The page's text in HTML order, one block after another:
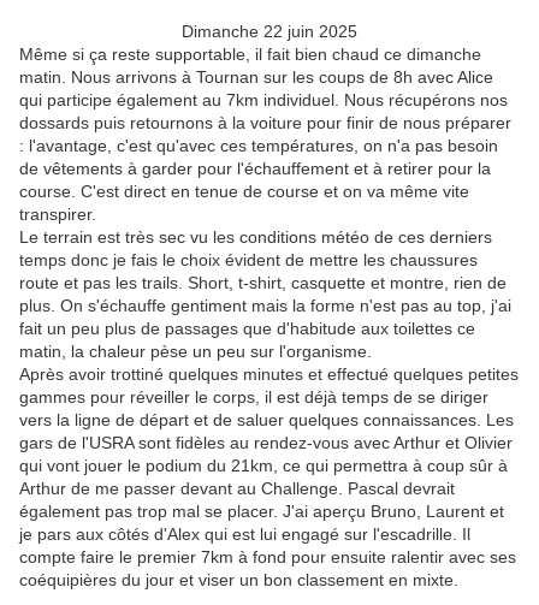
Dimanche 22 juin 2025
Même si ça reste supportable, il fait bien chaud ce dimanche
matin. Nous arrivons à Tournan sur les coups de 8h avec Alice
qui participe également au 7km individuel. Nous récupérons nos
dossards puis retournons à la voiture pour finir de nous préparer
: l'avantage, c'est qu'avec ces températures, on n'a pas besoin
de vêtements à garder pour l'échauffement et à retirer pour la
course. C'est direct en tenue de course et on va même vite
transpirer.
Le terrain est très sec vu les conditions météo de ces derniers
temps donc je fais le choix évident de mettre les chaussures
route et pas les trails. Short, t-shirt, casquette et montre, rien de
plus. On s'échauffe gentiment mais la forme n'est pas au top, j'ai
fait un peu plus de passages que d'habitude aux toilettes ce
matin, la chaleur pèse un peu sur l'organisme.
Après avoir trottiné quelques minutes et effectué quelques petites
gammes pour réveiller le corps, il est déjà temps de se diriger
vers la ligne de départ et de saluer quelques connaissances. Les
gars de l'USRA sont fidèles au rendez-vous avec Arthur et Olivier
qui vont jouer le podium du 21km, ce qui permettra à coup sûr à
Arthur de me passer devant au Challenge. Pascal devrait
également pas trop mal se placer. J'ai aperçu Bruno, Laurent et
je pars aux côtés d'Alex qui est lui engagé sur l'escadrille. Il
compte faire le premier 7km à fond pour ensuite ralentir avec ses
coéquipières du jour et viser un bon classement en mixte.